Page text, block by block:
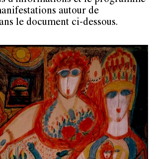
autour de
le document ci-dessous.